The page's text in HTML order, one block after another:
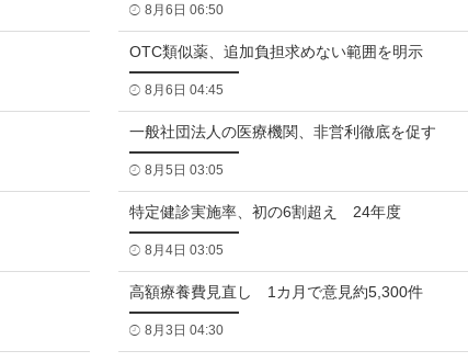
8月6日 06:50
OTC類似薬、追加負担求めない範囲を明示
8月6日 04:45
一般社団法人の医療機関、非営利徹底を促す
8月5日 03:05
特定健診実施率、初の6割超え 24年度
8月4日 03:05
高額療養費見直し 1カ月で意見約5,300件
8月3日 04:30